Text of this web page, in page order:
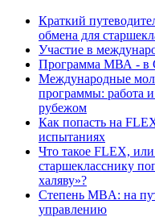
Краткий
обмена для
Участие в
Программа МВА - в
Международные
программы: работа и
рубежом
Как попасть на
испытаниях
Что такое FLEX,
старшекласснику
халяву»?
Степень MBA: на
управлению